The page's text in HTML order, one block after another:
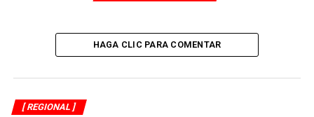
Además, dijo, habrá espacios para venta de la
gastronomía típica de Nogales y antojitos, tacos,
HAGA CLIC PARA COMENTAR
[ REGIONAL ]